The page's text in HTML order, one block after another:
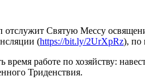
Святую Мессу
(https://bit.ly/2UrXpRz), по
время работе по хозяйству:
Триденствия.